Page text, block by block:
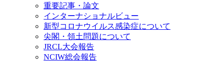
重要記事・論文
インターナショナルビュー
新型コロナウイルス感染症について
尖閣・領土問題について
JRCL大会報告
NCIW総会報告